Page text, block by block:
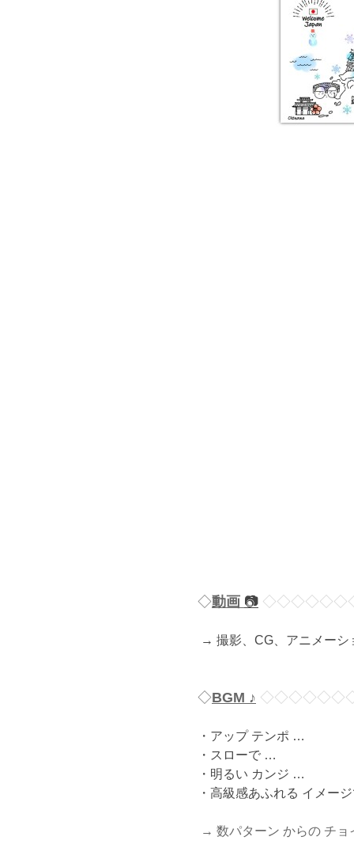
◇動画 📷 ◇◇◇◇◇
→ 撮影、CG、アニメー
◇BGM ♪ ◇◇◇◇◇
・アップ テンポ …
・スローで …
・明るい カンジ …
・高級感あふれる イメー
→ 数パターン からの チ